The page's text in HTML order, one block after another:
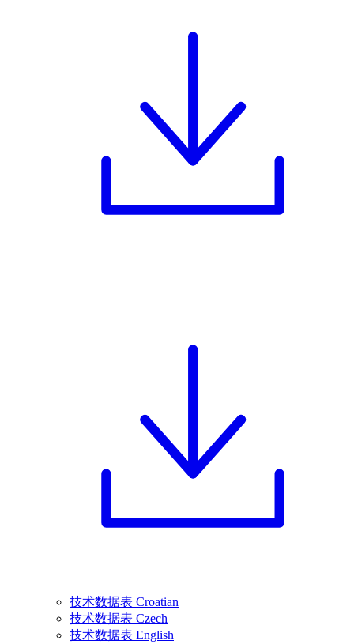
技术数据表 Croatian
技术数据表 Czech
技术数据表 English